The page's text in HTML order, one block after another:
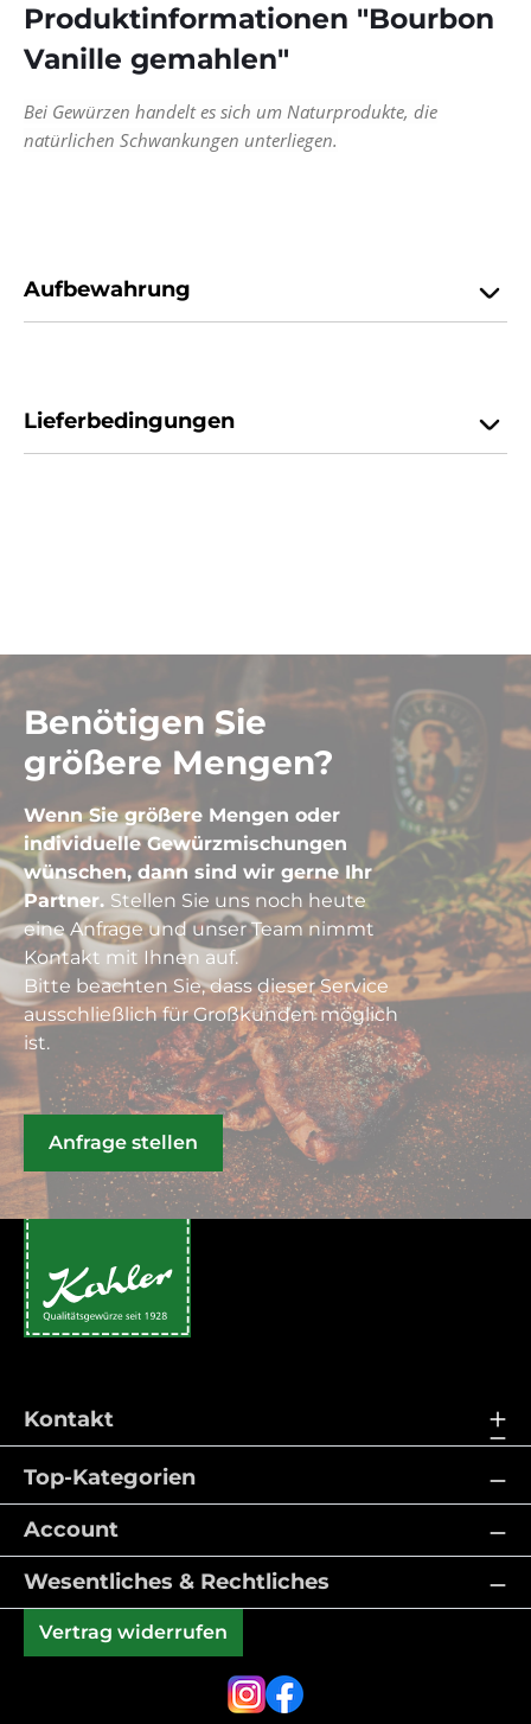
Produktinformationen "Bourbon
Vanille gemahlen"
Bei Gewürzen handelt es sich um Naturprodukte, die
natürlichen Schwankungen unterliegen.
Aufbewahrung
Lieferbedingungen
Benötigen Sie
größere Mengen?
Wenn Sie größere Mengen oder
individuelle Gewürzmischungen
wünschen, dann sind wir gerne Ihr
Partner. Stellen Sie uns noch heute
eine Anfrage und unser Team nimmt
Kontakt mit Ihnen auf.
Bitte beachten Sie, dass dieser Service
ausschließlich für Großkunden möglich
ist.
Anfrage stellen
Kontakt
Top-Kategorien
Account
Wesentliches & Rechtliches
Vertrag widerrufen